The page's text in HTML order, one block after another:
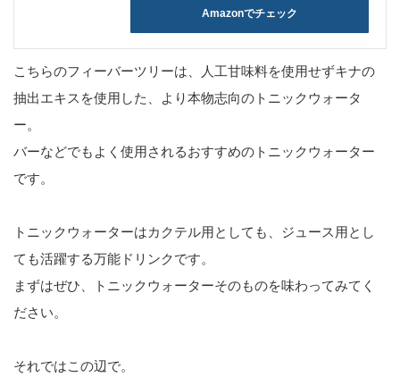
Amazonでチェック
こちらのフィーバーツリーは、人工甘味料を使用せずキナの
抽出エキスを使用した、より本物志向のトニックウォータ
ー。
バーなどでもよく使用されるおすすめのトニックウォーター
です。
トニックウォーターはカクテル用としても、ジュース用とし
ても活躍する万能ドリンクです。
まずはぜひ、トニックウォーターそのものを味わってみてく
ださい。
それではこの辺で。